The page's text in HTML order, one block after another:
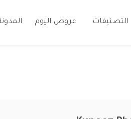
التصنيفات عروض اليوم